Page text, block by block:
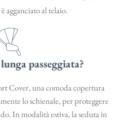
agganciato al telaio.
passeggiata?
Cover, una comoda copertura
lo schienale, per proteggere
In modalità estiva, la seduta in